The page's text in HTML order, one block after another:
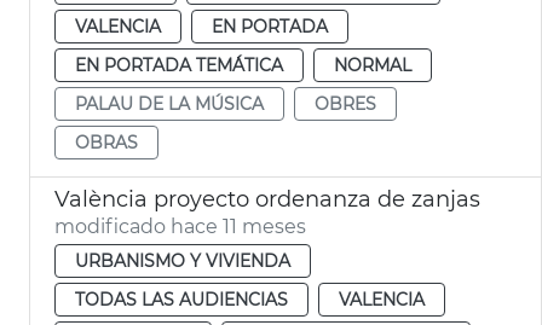
VALENCIA
EN PORTADA
EN PORTADA TEMÁTICA
NORMAL
PALAU DE LA MÚSICA
OBRES
OBRAS
València proyecto ordenanza de zanjas
modificado hace 11 meses
URBANISMO Y VIVIENDA
TODAS LAS AUDIENCIAS
VALENCIA